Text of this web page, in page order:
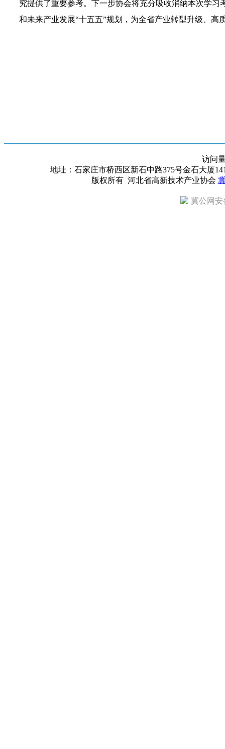
究提供了重要参考。下一步协会将充分吸收消纳本次学
和未来产业发展“十五五”规划，为全省产业转型升级、高
访问
地址：石家庄市桥西区新石中路375号金石大厦
版权所有 河北省高新技术产业协会
冀公网安